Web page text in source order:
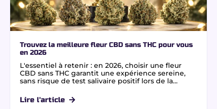
Trouvez la meilleure fleur CBD sans THC pour vous
en 2026
L'essentiel à retenir : en 2026, choisir une fleur
CBD sans THC garantit une expérience sereine,
sans risque de test salivaire positif lors de la
à notre extraction au CO2 supercritique combinée
à une chromatographie, garantissant un taux de
Lire l'article